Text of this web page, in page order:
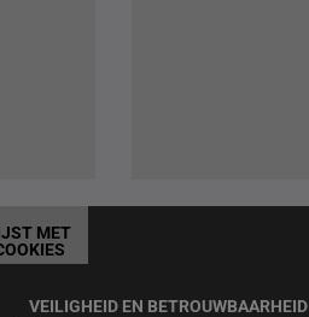
MET
VEILIGHEID EN BETROUWBAARHEID